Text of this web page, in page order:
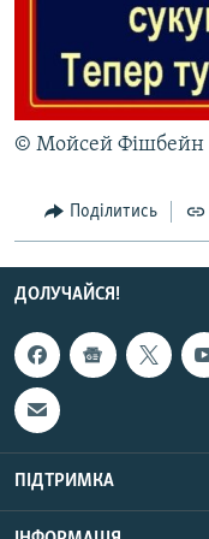
МУЛЬТИМЕДІА
ФОТО
СПЕЦПРОЄКТИ
ПОДКАСТИ
КРИМ РЕАЛІЇ
РУС
УКР
КТАТ
ДОЛУЧАЙСЯ!
Усі сайти RFE/RL
© Мойсей Фішбейн
Поділитись
ДОЛУЧАЙСЯ!
ПІДТРИМКА